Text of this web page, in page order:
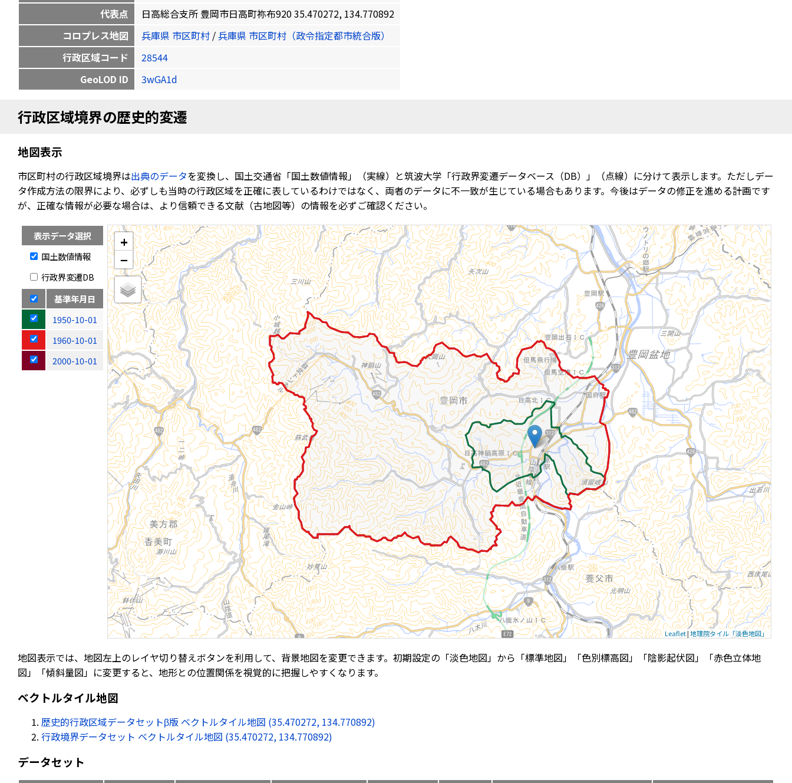
代表点
日高総合支所 豊岡市日高町祢布920 35.470272, 134.770892
コロプレス地図
兵庫県 市区町村 /兵庫県 市区町村（政令指定都市統合版）
行政区域コード
28544
GeoLOD ID
3wGA1d
行政区域境界の歴史的変遷
地図表示
市区町村の行政区域境界は出典のデータを変換し、国土交通省「国土数値情報」（実線）と筑波大学「行政界変遷データベース（DB）」（点線）に分けて表示します。ただしデー
タ作成方法の限界により、必ずしも当時の行政区域を正確に表しているわけではなく、両者のデータに不一致が生じている場合もあります。今後はデータの修正を進める計画です
が、正確な情報が必要な場合は、より信頼できる文献（古地図等）の情報を必ずご確認ください。
表示データ選択
国土数値情報
行政界変遷DB
基準年月日
1950-10-01
1960-10-01
2000-10-01
+
−
Leaflet|地理院タイル「淡色地図」
地図表示では、地図左上のレイヤ切り替えボタンを利用して、背景地図を変更できます。初期設定の「淡色地図」から「標準地図」「色別標高図」「陰影起伏図」「赤色立体地
図」「傾斜量図」に変更すると、地形との位置関係を視覚的に把握しやすくなります。
ベクトルタイル地図
歴史的行政区域データセットβ版 ベクトルタイル地図 (35.470272, 134.770892)
行政境界データセット ベクトルタイル地図 (35.470272, 134.770892)
データセット